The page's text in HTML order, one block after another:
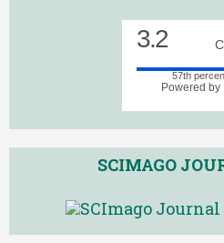
3.2
57th
Powered by
SCIMAGO